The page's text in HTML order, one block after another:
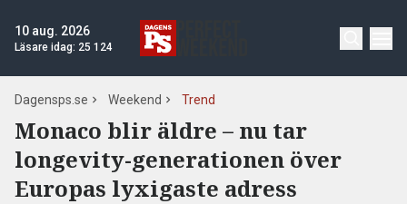
10 aug. 2026
Läsare idag: 25 124
Dagensps.se Weekend Trend
Monaco blir äldre – nu tar
longevity-generationen över
Europas lyxigaste adress